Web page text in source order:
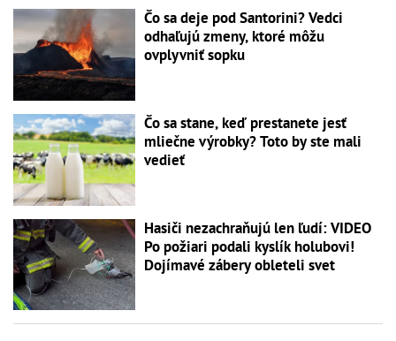
Čo sa deje pod Santorini? Vedci
odhaľujú zmeny, ktoré môžu
ovplyvniť sopku
Čo sa stane, keď prestanete jesť
mliečne výrobky? Toto by ste mali
vedieť
Hasiči nezachraňujú len ľudí: VIDEO
Po požiari podali kyslík holubovi!
Dojímavé zábery obleteli svet